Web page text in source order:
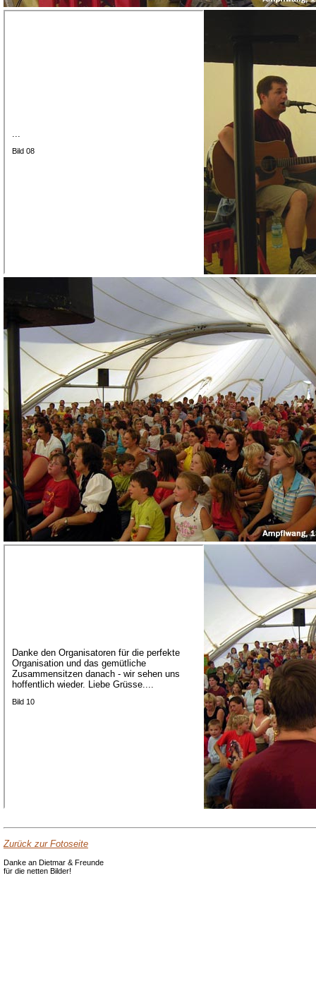
...
Bild 08
Danke den Organisatoren für die perfekte
Organisation und das gemütliche
Zusammensitzen danach - wir sehen uns
hoffentlich wieder. Liebe Grüsse....
Bild 10
Zurück zur Fotoseite
Danke an Dietmar & Freunde
für die netten Bilder!